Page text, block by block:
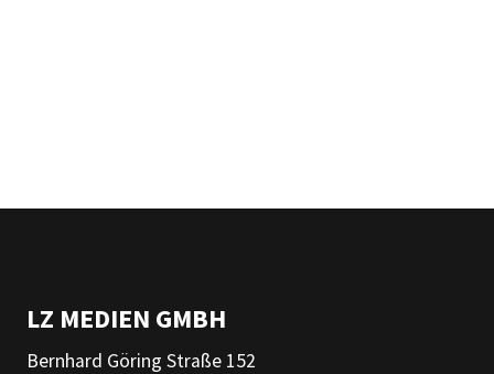
LZ MEDIEN GMBH
Bernhard Göring Straße 152